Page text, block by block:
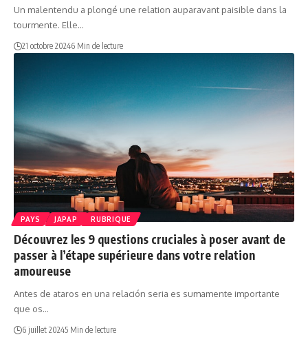
Un malentendu a plongé une relation auparavant paisible dans la
tourmente. Elle…
21 octobre 20246 Min de lecture
PAYS JAPAP RUBRIQUE
Découvrez les 9 questions cruciales à poser avant de
passer à l’étape supérieure dans votre relation
amoureuse
Antes de ataros en una relación seria es sumamente importante
que os…
6 juillet 20245 Min de lecture